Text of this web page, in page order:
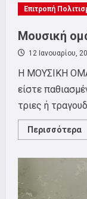
Επιτροπή
Μουσική
12 Ιανουαρίου,
Η ΜΟΥΣΙΚΗ
είστε
τριες ή
Περισσότερα